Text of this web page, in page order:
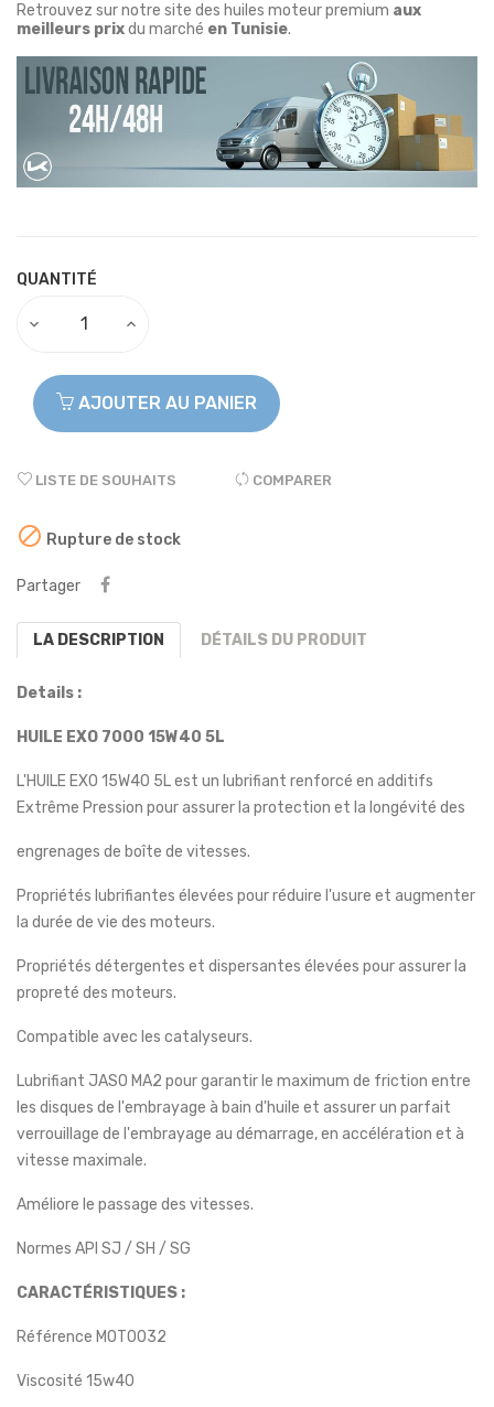
Retrouvez sur notre site des huiles moteur premium aux
meilleurs prixdu marché en Tunisie.
QUANTITÉ
AJOUTER AU PANIER
LISTE DE SOUHAITS COMPARER
 Rupture de stock
Partager
LA DESCRIPTION DÉTAILS DU PRODUIT
Details :
HUILE EXO 7000 15W40 5L
L'HUILE EXO 15W40 5L est un lubrifiant renforcé en additifs
Extrême Pression pour assurer la protection et la longévité des
engrenages de boîte de vitesses.
Propriétés lubrifiantes élevées pour réduire l'usure et augmenter
la durée de vie des moteurs.
Propriétés détergentes et dispersantes élevées pour assurer la
propreté des moteurs.
Compatible avec les catalyseurs.
Lubrifiant JASO MA2 pour garantir le maximum de friction entre
les disques de l'embrayage à bain d'huile et assurer un parfait
verrouillage de l'embrayage au démarrage, en accélération et à
vitesse maximale.
Améliore le passage des vitesses.
Normes API SJ / SH / SG
CARACTÉRISTIQUES :
Référence MOT0032
Viscosité 15w40